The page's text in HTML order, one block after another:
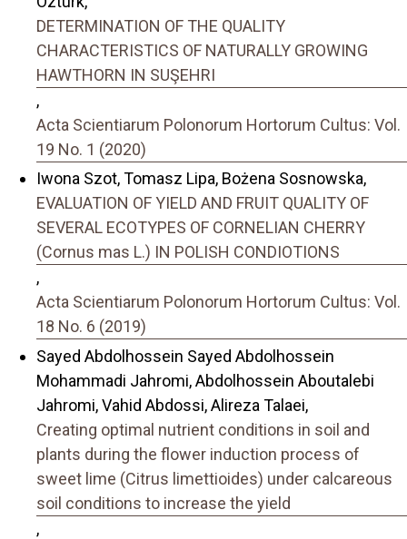
DETERMINATION OF THE QUALITY
CHARACTERISTICS OF NATURALLY GROWING
HAWTHORN IN SUŞEHRI
,
Acta Scientiarum Polonorum Hortorum Cultus: Vol.
19 No. 1 (2020)
Iwona Szot, Tomasz Lipa, Bożena Sosnowska,
EVALUATION OF YIELD AND FRUIT QUALITY OF
SEVERAL ECOTYPES OF CORNELIAN CHERRY
(Cornus mas L.) IN POLISH CONDIOTIONS
,
Acta Scientiarum Polonorum Hortorum Cultus: Vol.
18 No. 6 (2019)
Sayed Abdolhossein Sayed Abdolhossein
Mohammadi Jahromi, Abdolhossein Aboutalebi
Jahromi, Vahid Abdossi, Alireza Talaei,
Creating optimal nutrient conditions in soil and
plants during the flower induction process of
sweet lime (Citrus limettioides) under calcareous
soil conditions to increase the yield
,